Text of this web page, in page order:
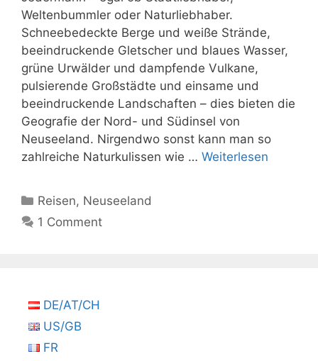
Weltenbummler oder Naturliebhaber.
Schneebedeckte Berge und weiße Strände,
beeindruckende Gletscher und blaues Wasser,
grüne Urwälder und dampfende Vulkane,
pulsierende Großstädte und einsame und
beeindruckende Landschaften – dies bieten die
Geografie der Nord- und Südinsel von
Neuseeland. Nirgendwo sonst kann man so
zahlreiche Naturkulissen wie … Weiterlesen
Kategorien
Reisen, Neuseeland
1 Comment
DE/AT/CH
US/GB
FR